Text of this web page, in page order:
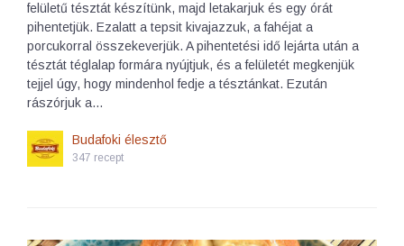
felületű tésztát készítünk, majd letakarjuk és egy órát
pihentetjük. Ezalatt a tepsit kivajazzuk, a fahéjat a
porcukorral összekeverjük. A pihentetési idő lejárta után a
tésztát téglalap formára nyújtjuk, és a felületét megkenjük
tejjel úgy, hogy mindenhol fedje a tésztánkat. Ezután
rászórjuk a…
Budafoki élesztő
347 recept